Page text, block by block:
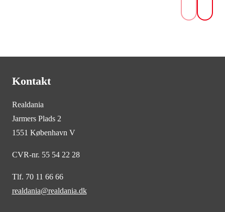
Kontakt
Realdania
Jarmers Plads 2
1551 København V
CVR-nr. 55 54 22 28
Tlf. 70 11 66 66
realdania@realdania.dk